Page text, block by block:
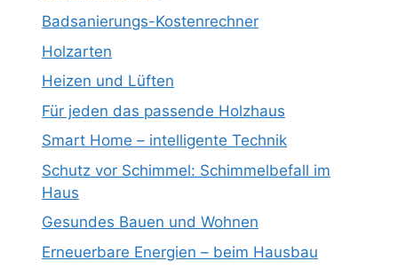
Badsanierungs-Kostenrechner
Holzarten
Heizen und Lüften
Für jeden das passende Holzhaus
Smart Home – intelligente Technik
Schutz vor Schimmel: Schimmelbefall im
Haus
Gesundes Bauen und Wohnen
Erneuerbare Energien – beim Hausbau